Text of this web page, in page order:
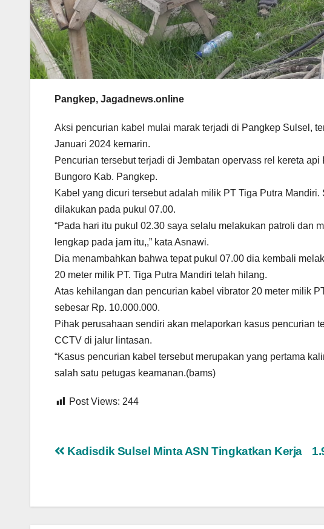
Pangkep, Jagadnews.online
Aksi pencurian kabel mulai marak terjadi di Pangkep Sulsel,
Januari 2024 kemarin.
Pencurian tersebut terjadi di Jembatan opervass rel kereta
Bungoro Kab. Pangkep.
Kabel yang dicuri tersebut adalah milik PT Tiga Putra
dilakukan pada pukul 07.00.
“Pada hari itu pukul 02.30 saya selalu melakukan patroli dan
lengkap pada jam itu,,” kata Asnawi.
Dia menambahkan bahwa tepat pukul 07.00 dia kembali
20 meter milik PT. Tiga Putra Mandiri telah hilang.
Atas kehilangan dan pencurian kabel vibrator 20 meter milik
sebesar Rp. 10.000.000.
Pihak perusahaan sendiri akan melaporkan kasus pencurian
CCTV di jalur lintasan.
“Kasus pencurian kabel tersebut merupakan yang pertama
salah satu petugas keamanan.(bams)
Post Views: 244
Navigasi
Kadisdik Sulsel Minta ASN Tingkatkan Kerja